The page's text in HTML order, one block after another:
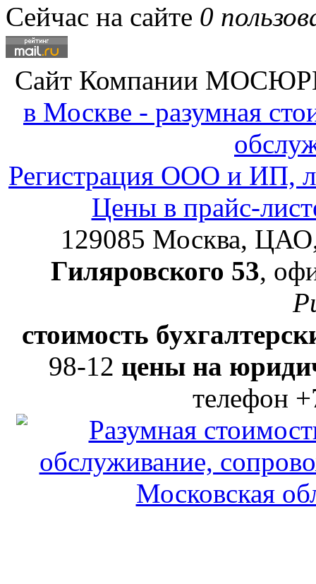
Сейчас на сайте 0
Сайт Компании
в Москве - разумная
Регистрация ООО и ИП,
Цены в прайс-
129085 Москва,
Гиляровского 53,
стоимость
98-12 цены на
телефон